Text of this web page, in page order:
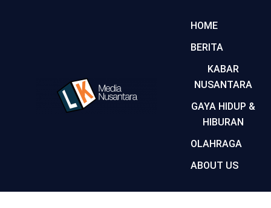
HOME
BERITA
KABAR
NUSANTARA
GAYA HIDUP &
HIBURAN
OLAHRAGA
ABOUT US